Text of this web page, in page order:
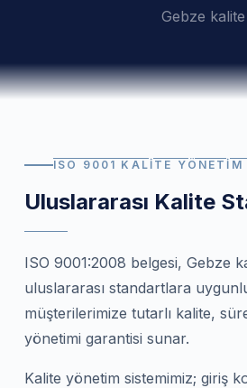
Gebze
ISO 9001 KALITE YÖNETIM
Uluslararası Kalite
ISO 9001:2008 belgesi, Gebze
uluslararası standartlara
müşterilerimize tutarlı kalite,
yönetimi garantisi sunar.
Kalite yönetim sistemimiz; giriş